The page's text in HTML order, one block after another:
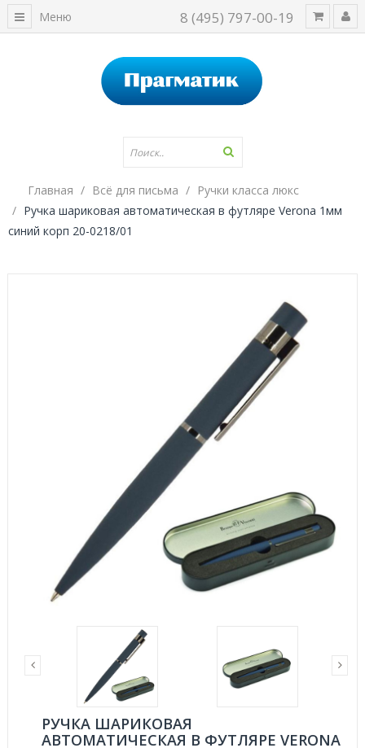
8 (495) 797-00-19
Меню
Главная Всё для письма
Ручки класса люкс
Ручка шариковая автоматическая в футляре Verona 1мм
синий корп 20-0218/01
РУЧКА ШАРИКОВАЯ
АВТОМАТИЧЕСКАЯ В ФУТЛЯРЕ VERONA